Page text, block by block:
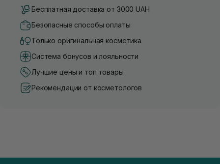
Бесплатная доставка от 3000 UAH
Безопасные способы оплаты
Только оригинальная косметика
Система бонусов и лояльности
Лучшие цены и топ товары
Рекомендации от косметологов